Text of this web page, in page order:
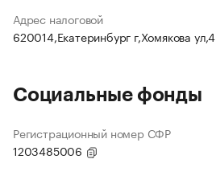
Адрес налоговой
620014,Екатеринбург г,Хомякова ул,4
Социальные фонды
Регистрационный номер СФР
1203485006